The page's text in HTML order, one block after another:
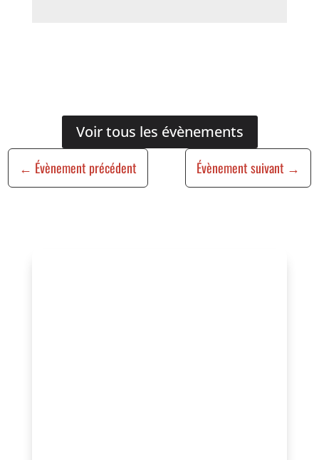
Voir tous les évènements
← Évènement précédent Évènement suivant →